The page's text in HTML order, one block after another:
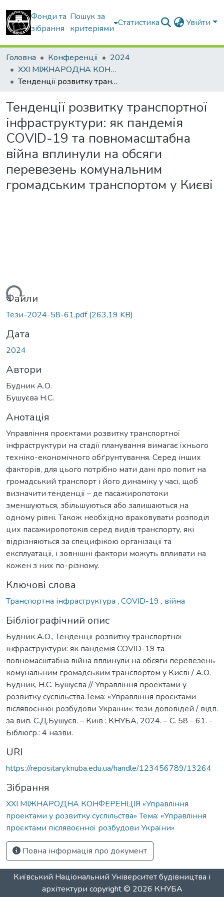
Фонди та
зібрання
Пошук за
критеріями
Статистика Увійти
Головна Конференції
2024
ХХI МІЖНАРОДНА КОНФЕРЕНЦІЯ «Управління проектами у розвитку суспільства» Тема: «Управління проєктами післявоєнної розбудови України»
Тенденції розвитку транспортної інфраструктури: як пандемія COVID-19 та повномасштабна війна вплинули на обсяги перевезень комунальним громадським транспортом у Києві
Тенденції розвитку транспортної
інфраструктури: як пандемія
COVID-19 та повномасштабна
війна вплинули на обсяги
перевезень комунальним
громадським транспортом у Києві
Файли
Тези-2024-58-61.pdf(263,19 KB)
Дата
2024
Автори
Будник А.О.
Бушуєва Н.С.
Анотація
Управління проєктами розвитку транспортної
інфраструктури на стадії планування вимагає їхнього
техніко-економічного обґрунтування. Серед інших
факторів, для цього потрібно мати дані про попит на
громадський транспорт і його динаміку у часі, щоб
визначити тенденції – де пасажиропотоки
зменшуються, збільшуються або залишаються на
одному рівні. Також необхідно враховувати розподіл
цих пасажиропотоків серед видів транспорту, які
відрізняються за специфікою організації та
експлуатації, і зовнішні фактори можуть впливати на
кожен з них по-різному.
Ключові слова
Транспортна інфраструктура , COVID-19 , війна
Бібліографічний опис
Будник А.О., Тенденції розвитку транспортної
інфраструктури: як пандемія COVID-19 та
повномасштабна війна вплинули на обсяги перевезень
комунальним громадським транспортом у Києві / А.О.
Будник, Н.С. Бушуєва // Управління проектами у
розвитку суспільства.Тема: «Управління проєктами
післявоєнної розбудови України»: тези доповідей / відп.
за вип. С.Д.Бушуєв. – Київ : КНУБА, 2024. – С. 58 - 61. -
Бібліогр.: 4 назви.
URI
https://repositary.knuba.edu.ua/handle/123456789/13264
Зібрання
ХХI МІЖНАРОДНА КОНФЕРЕНЦІЯ «Управління
проектами у розвитку суспільства» Тема: «Управління
проєктами післявоєнної розбудови України»
Повна інформація про документ
Київський Національний Університет будівництва і
архітектури copyright © 2026 КНУБА